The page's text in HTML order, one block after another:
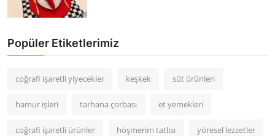
Popüler Etiketlerimiz
coğrafi işaretli yiyecekler keşkek süt ürünleri
hamur işleri tarhana çorbası et yemekleri
coğrafi işaretli ürünler höşmerim tatlısı yöresel lezzetler